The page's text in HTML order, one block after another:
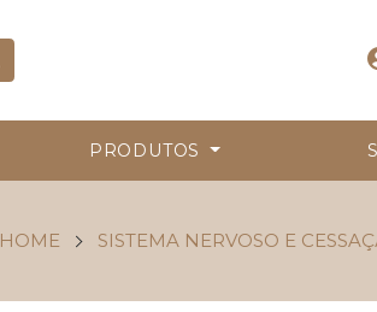
PRODUTOS
HOME SISTEMA NERVOSO E